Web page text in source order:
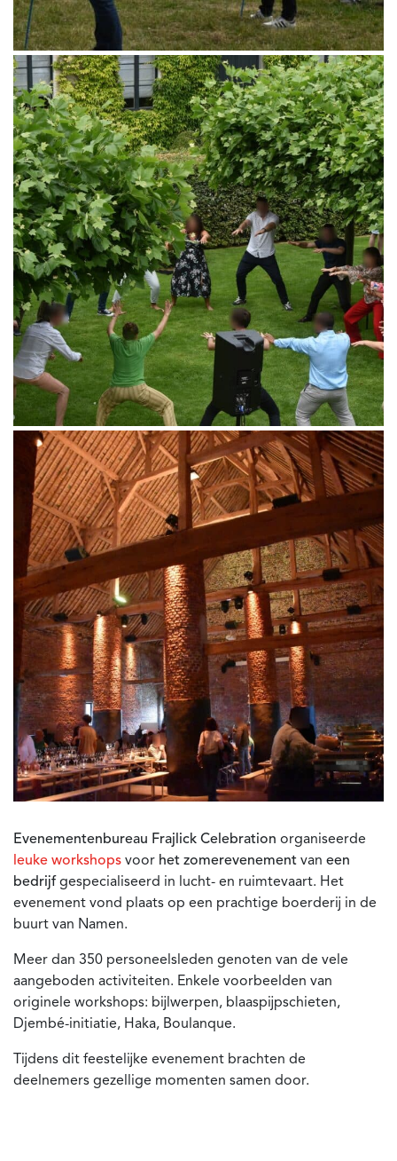
Evenementenbureau Frajlick Celebration organiseerde
leuke workshops voor het zomerevenement van een
bedrijfgespecialiseerd in lucht- en ruimtevaart. Het
evenement vond plaats op een prachtige boerderij in de
buurt van Namen.
Meer dan 350 personeelsleden genoten van de vele
aangeboden activiteiten. Enkele voorbeelden van
originele workshops: bijlwerpen, blaaspijpschieten,
Djembé-initiatie, Haka, Boulanque.
Tijdens dit feestelijke evenement brachten de
deelnemers gezellige momenten samen door.